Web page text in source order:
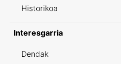
Historikoa
Interesgarria
Dendak